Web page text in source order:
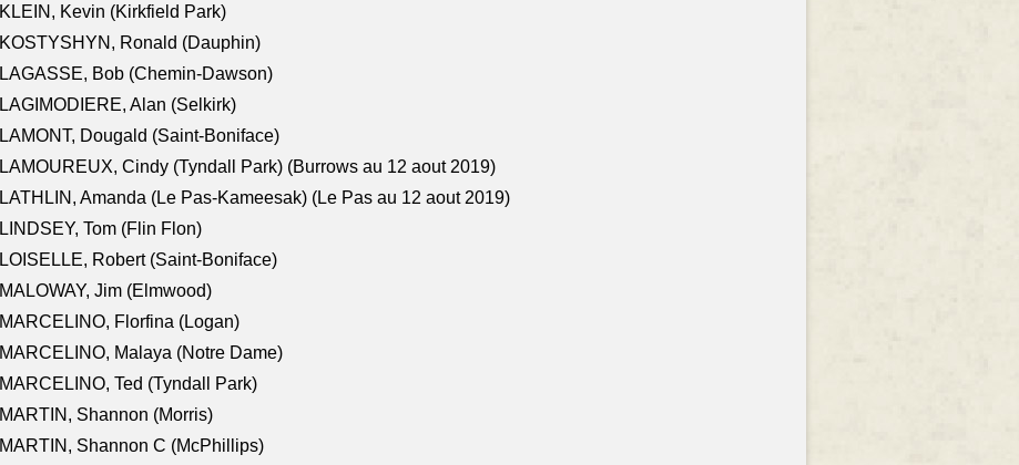
KLEIN, Kevin (Kirkfield Park)
KOSTYSHYN, Ronald (Dauphin)
LAGASSE, Bob (Chemin-Dawson)
LAGIMODIERE, Alan (Selkirk)
LAMONT, Dougald (Saint-Boniface)
LAMOUREUX, Cindy (Tyndall Park) (Burrows au 12 aout 2019)
LATHLIN, Amanda (Le Pas-Kameesak) (Le Pas au 12 aout 2019)
LINDSEY, Tom (Flin Flon)
LOISELLE, Robert (Saint-Boniface)
MALOWAY, Jim (Elmwood)
MARCELINO, Florfina (Logan)
MARCELINO, Malaya (Notre Dame)
MARCELINO, Ted (Tyndall Park)
MARTIN, Shannon (Morris)
MARTIN, Shannon C (McPhillips)